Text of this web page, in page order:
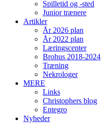
Spilletid og -sted
Junior trænere
Artikler
År 2026 plan
År 2022 plan
Læringscenter
Brohus 2018-2024
Træning
Nekrologer
MERE
Links
Christophers blog
Entegro
Nyheder